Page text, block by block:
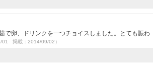
で卵、ドリンクを一つチョイスしました。とても賑わ
01 掲載：2014/09/02）